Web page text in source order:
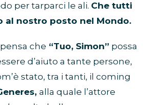
per tarparci le ali. Che tutti
al nostro posto nel Mondo.
pensa che “Tuo, Simon” possa
d’aiuto a tante persone,
stato, tra i tanti, il coming
alla quale l’attore